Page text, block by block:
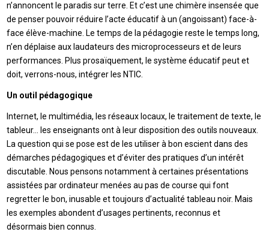
n’annoncent le paradis sur terre. Et c’est une chimère insensée que
de penser pouvoir réduire l’acte éducatif à un (angoissant) face-à-
face élève-machine. Le temps de la pédagogie reste le temps long,
n’en déplaise aux laudateurs des microprocesseurs et de leurs
performances. Plus prosaïquement, le système éducatif peut et
doit, verrons-nous, intégrer les NTIC.
Un outil pédagogique
Internet, le multimédia, les réseaux locaux, le traitement de texte, le
tableur… les enseignants ont à leur disposition des outils nouveaux.
La question qui se pose est de les utiliser à bon escient dans des
démarches pédagogiques et d’éviter des pratiques d’un intérêt
discutable. Nous pensons notamment à certaines présentations
assistées par ordinateur menées au pas de course qui font
regretter le bon, inusable et toujours d’actualité tableau noir. Mais
les exemples abondent d’usages pertinents, reconnus et
désormais bien connus.